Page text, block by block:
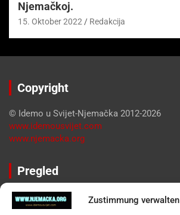
Zustimmung verwalten
Njemačkoj.
15. Oktober 2022 Redakcija
Copyright
© Idemo u Svijet-Njemačka 2012-2026
www.idemousvijet.com
www.njemacka.org
Pregled
Impressum
Datenschutzerklärung